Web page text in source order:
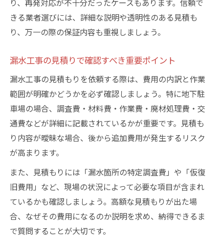
り、再発対応が不十分だったケースもあります。信頼で
きる業者選びには、詳細な説明や透明性のある見積も
り、万一の際の保証内容も重視しましょう。
漏水工事の見積りで確認すべき重要ポイント
漏水工事の見積もりを依頼する際は、費用の内訳と作業
範囲が明確かどうかを必ず確認しましょう。特に地下駐
車場の場合、調査費・材料費・作業費・廃材処理費・交
通費などが詳細に記載されているかが重要です。見積も
り内容が曖昧な場合、後から追加費用が発生するリスク
が高まります。
また、見積もりには「漏水箇所の特定調査費」や「仮復
旧費用」など、現場の状況によって必要な項目が含まれ
ているかも確認しましょう。高額な見積もりが出た場
合、なぜその費用になるのか説明を求め、納得できるま
で質問することが大切です。